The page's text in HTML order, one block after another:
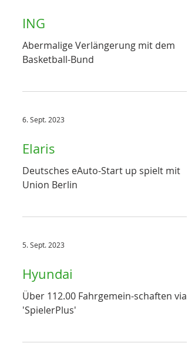
ING
Abermalige Verlängerung mit dem
Basketball-Bund
6. Sept. 2023
Elaris
Deutsches eAuto-Start up spielt mit
Union Berlin
5. Sept. 2023
Hyundai
Über 112.00 Fahrgemein-schaften via
'SpielerPlus'